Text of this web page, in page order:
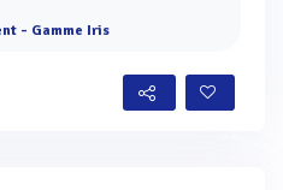
- Gamme Iris